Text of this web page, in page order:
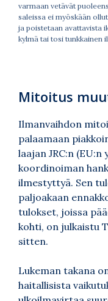
varmaan vetävät
saleissa ei myöskään
ja poistetaan avattavista
kylmä tai tosi tunkkainen
Mitoitus
Ilmanvaihdon
palaamaan
laajan JRC:n
koordinoiman
ilmestyttyä. Sen
paljoakaan
tulokset, joissa
kohti, on julkaistu
sitten.
Lukeman takana
haitallisista